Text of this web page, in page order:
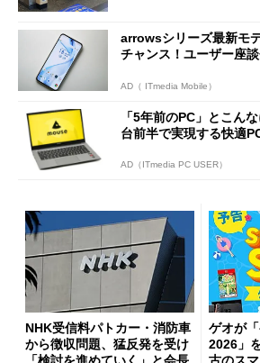
arrowsシリーズ最新モ
チャンス！ユーザー座
AD（ ITmedia Mobile）
「5年前のPC」とこん
台前半で実現する快適
AD（ITmedia PC USER）
NHK受信料パトカー・消防車
から徴収問題、猛反発を受け
ゲオが
2026」